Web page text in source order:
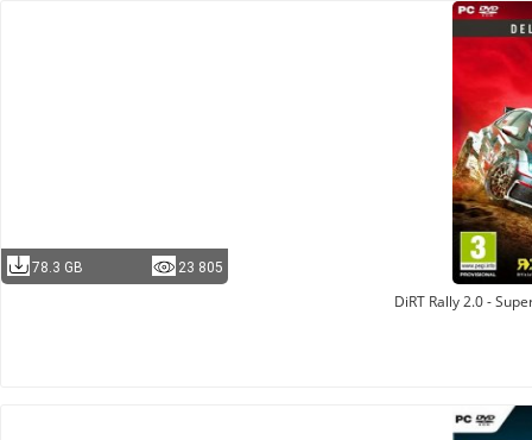
78.3 GB 23 805
DiRT Rally 2.0 -